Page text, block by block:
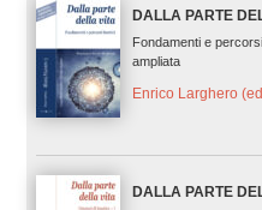
DALLA PARTE
Fondamenti e
ampliata
Enrico Larghero
DALLA PARTE